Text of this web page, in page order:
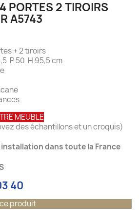
PORTES 2 TIROIRS
A5743
+ 2 tiroirs
P 50 H 95,5 cm
MEUBLE
des échantillons et un croquis)
dans toute la France
40
produit